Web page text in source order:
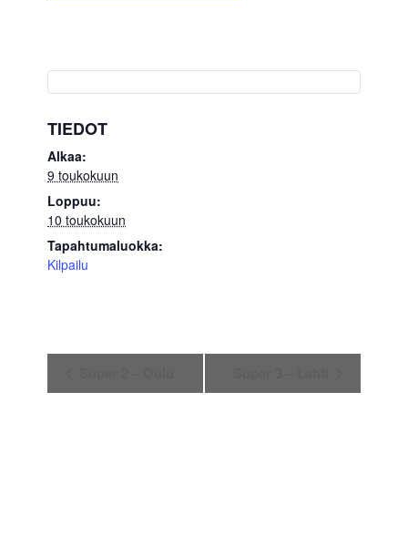
TIEDOT
Alkaa:
9 toukokuun
Loppuu:
10 toukokuun
Tapahtumaluokka:
Kilpailu
navigointi